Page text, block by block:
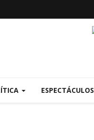
ESPECTÁCULOS